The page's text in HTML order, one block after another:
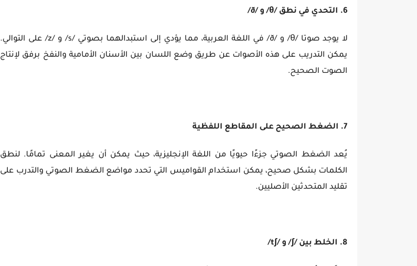
6. التحدي في نطق /θ/ و /ð/
لا يوجد صوتا /θ/ و /ð/ في اللغة العربية، مما يؤدي إلى استبدالهما بصوتي /s/ و /z/ على التوالي.
يمكن التدريب على هذه الأصوات عن طريق وضع اللسان بين الأسنان الأمامية والنفخ برفق لإنتاج
الصوت الصحيح.
7. الضغط الصحيح على المقاطع اللفظية
يُعد الضغط الصوتي جزءًا حيويًا من اللغة الإنجليزية، حيث يمكن أن يغير المعنى تمامًا. لنطق
الكلمات بشكل صحيح، يمكن استخدام القواميس التي تحدد مواضع الضغط الصوتي والتدرب على
تقليد المتحدثين الأصليين.
8. الخلط بين /ʃ/ و /tʃ/